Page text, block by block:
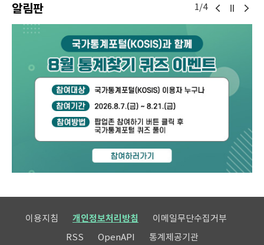
알림판 1/4
이용지침 개인정보처리방침
이메일무단수집거부
RSS
OpenAPI 통계제공기관